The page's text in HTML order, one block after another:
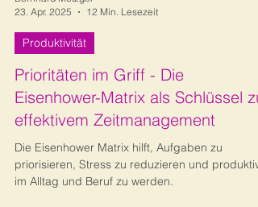
Bernhard Metzger
23. Apr. 2025
Produktivität
Prioritäten im Griff - Die
Eisenhower-Matrix als Schlüssel zu
effektivem Zeitmanagement
Die Eisenhower Matrix hilft, Aufgaben zu